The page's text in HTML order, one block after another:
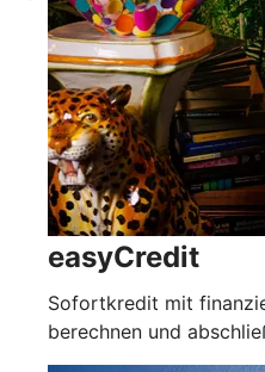
easyCredit
Sofortkredit mit
berechnen und